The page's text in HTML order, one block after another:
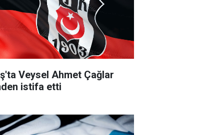
Veysel Ahmet Çağlar
istifa etti